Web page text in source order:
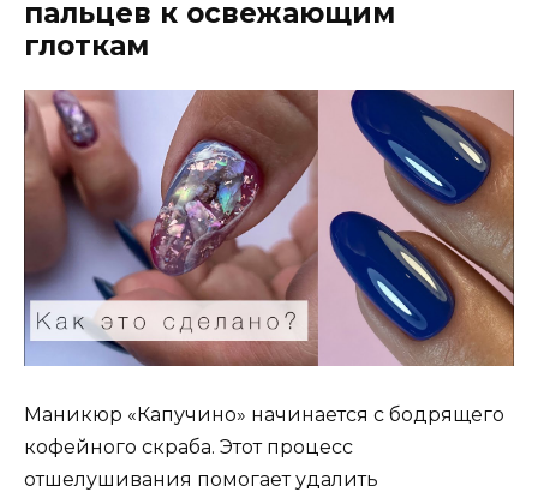
пальцев к освежающим
глоткам
Маникюр «Капучино» начинается с бодрящего
кофейного скраба. Этот процесс
отшелушивания помогает удалить